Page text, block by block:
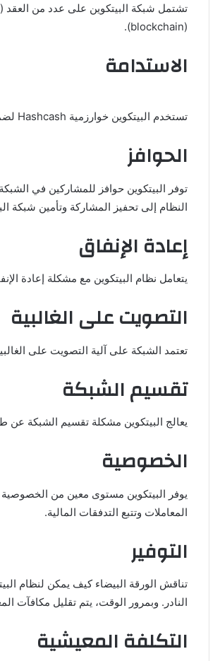
(blockchain).
الاستدامة
تستخدم البيتكوين خوارزمية Hashcash لضمان أن المشغلين يبذلون جهداً معيناً عند إضافة الكتل الجديدة. يتم منح المعدنين (miners) مكافأة على جهودهم في شكل عملات بيتكوين جديدة ورسوم المعاملات.
الحوافز
توفر البيتكوين حوافز للمشاركين في
النظام إلى تحفيز المشاركة وتأمين شبكة
إعادة الإنفاق
يتعامل نظام البيتكوين مع مشكلة إعادة
التصويت على الغالبية
تعتمد الشبكة على آلية التصويت على
تقسيم الشبكة
يعالج البيتكوين مشكلة تقسيم الشبكة
الخصوصية
يوفر البيتكوين مستوى معين من الخصوصية
المعاملات وتتبع التدفقات المالية.
التوفير
النادر. وبمرور الوقت، يتم تقليل مكافآت
التكلفة المعيشية